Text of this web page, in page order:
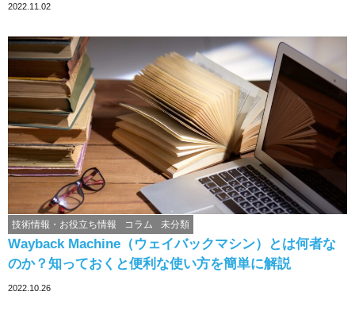
2022.11.02
Wayback Machine（ウェイバックマシン）とは何者な
のか？知っておくと便利な使い方を簡単に解説
技術情報・お役立ち情報 コラム 未分類
2022.10.26